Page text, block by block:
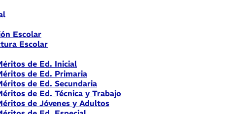
Escolar
Escolar
de Ed. Inicial
de Ed. Primaria
de Ed. Secundaria
de Ed. Técnica y Trabajo
de Jóvenes y Adultos